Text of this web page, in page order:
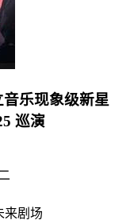
乐现象级新星
巡演
来剧场